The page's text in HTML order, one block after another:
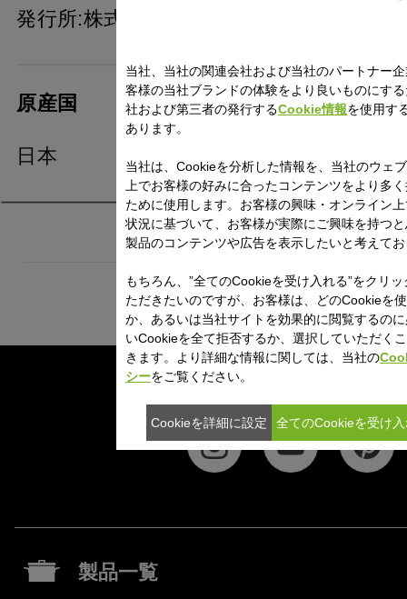
発行所:株式会社誠文堂新光社
原産国
日本
製品一覧
当社、当社の関連会社および当社のパートナー
客様の当社ブランドの体験をより良いものにす
社および第三者の発行するCookie情報を使用す
あります。
当社は、Cookieを分析した情報を、当社のウェ
上でお客様の好みに合ったコンテンツをより多
ために使用します。お客様の興味・オンライン
状況に基づいて、お客様が実際にご興味を持つ
製品のコンテンツや広告を表示したいと考えて
もちろん、”全てのCookieを受け入れる”をクリ
ただきたいのですが、お客様は、どのCookieを
か、あるいは当社サイトを効果的に閲覧するの
いCookieを全て拒否するか、選択していただく
きます。より詳細な情報に関しては、当社の
シーをご覧ください。
Cookieを詳細に設定 全てのCookieを受け